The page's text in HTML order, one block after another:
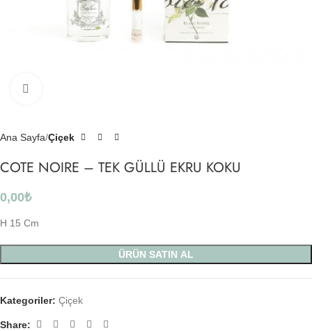
Ana Sayfa Çiçek
COTE NOIRE – TEK GÜLLÜ EKRU KOKU
0,00₺
H 15 Cm
ÜRÜN SATIN AL
Kategoriler: Çiçek
Share: